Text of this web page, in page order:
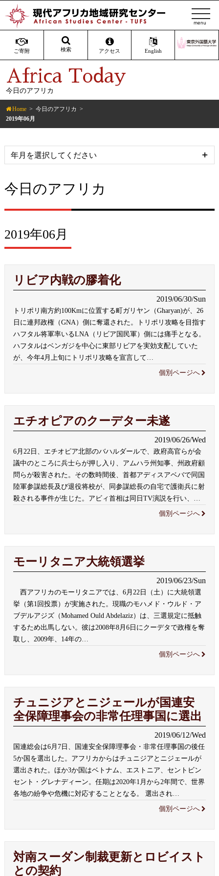
ご寄附 検索 アクセス English
t
o
g
l
t
i
Africa Today
今日のアフリカ
Home
今日のアフリカ
2019年06月
今日のアフリカ
2019年06月
リビア内戦の膠着化
2019/06/30/Sun
トリポリ南方約100Kmに位置する町ガリヤン（Gharyan)が、26
日に連邦政権（GNA）側に奪還された。トリポリ攻略を目指す
ハフタル将軍率いるLNA（リビア国民軍）側には痛手となる。
ハフタルはベンガジを中心に東部リビアを実効支配していた
が、今年4月上旬にトリポリ攻略を宣言して
個別ページへ
エチオピアのクーデター未遂
2019/06/26/Wed
6月22日、エチオピア北部のバハルダールで、政府高官らが会
議中のところに兵士らが押し入り、アムハラ州知事、州政府顧
問らが殺害された。その数時間後、首都アディスアベバで同国
陸軍参謀総長及び退役将校が、同参謀総長の自宅で護衛兵に射
殺される事件が生じた。アビィ首相は同日TV演説を行い、
個別ページへ
モーリタニア大統領選挙
2019/06/23/Sun
西アフリカのモーリタニアでは、6月22日（土）に大統領選
挙（第1回投票）が実施された。現職のモハメド・ウルド・ア
ブデルアジズ（Mohamed Ould Abdelaziz）は、三選規定に抵触
するため出馬しない。彼は2008年8月6日にクーデタで政権を奪
取し、2009年、14年の…
個別ページへ
チュニジアとニジェールが国連安
全保障理事会の非常任理事国に選出
2019/06/12/Wed
国連総会は6月7日、国連安全保障理事会・非常任理事国の後任
5か国を選出した。アフリカからはチュニジアとニジェールが
選出された。ほか3か国はベトナム、エストニア、セントビン
セント・グレナディーン。任期は2020年1月から2年間で、世界
各地の紛争や危機に対応することとなる。 選出され…
個別ページへ
対南スーダン制裁更新とロビイスト
との契約